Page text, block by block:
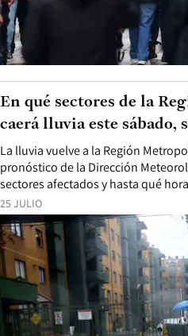
25 JULIO
La lluvia vuelve a la Región
pronóstico de la Dirección
sectores afectados y hasta qué
En qué sectores de la
caerá lluvia este sábado,